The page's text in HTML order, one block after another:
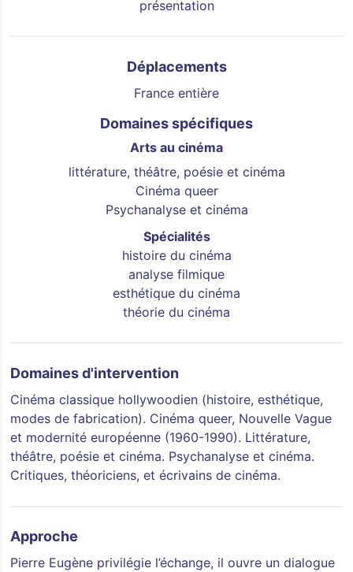
présentation
Déplacements
France entière
Domaines spécifiques
Arts au cinéma
littérature, théâtre, poésie et cinéma
Cinéma queer
Psychanalyse et cinéma
Spécialités
histoire du cinéma
analyse filmique
esthétique du cinéma
théorie du cinéma
Domaines d'intervention
Cinéma classique hollywoodien (histoire, esthétique,
modes de fabrication). Cinéma queer, Nouvelle Vague
et modernité européenne (1960-1990). Littérature,
théâtre, poésie et cinéma. Psychanalyse et cinéma.
Critiques, théoriciens, et écrivains de cinéma.
Approche
Pierre Eugène privilégie l’échange, il ouvre un dialogue